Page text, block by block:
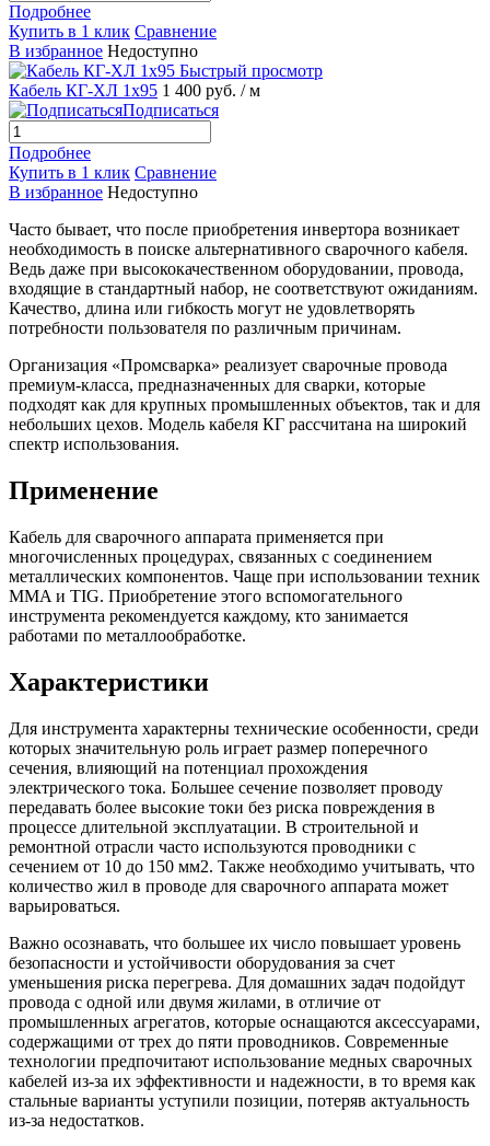
Подробнее
Купить в 1 клик Сравнение
В избранное Недоступно
Быстрый просмотр
Кабель КГ-ХЛ 1х95 1 400 руб. / м
Подписаться
Подробнее
Купить в 1 клик Сравнение
В избранное Недоступно
Часто бывает, что после приобретения инвертора возникает
необходимость в поиске альтернативного сварочного кабеля.
Ведь даже при высококачественном оборудовании, провода,
входящие в стандартный набор, не соответствуют ожиданиям.
Качество, длина или гибкость могут не удовлетворять
потребности пользователя по различным причинам.
Организация «Промсварка» реализует сварочные провода
премиум-класса, предназначенных для сварки, которые
подходят как для крупных промышленных объектов, так и для
небольших цехов. Модель кабеля КГ рассчитана на широкий
спектр использования.
Применение
Кабель для сварочного аппарата применяется при
многочисленных процедурах, связанных с соединением
металлических компонентов. Чаще при использовании техник
MMA и TIG. Приобретение этого вспомогательного
инструмента рекомендуется каждому, кто занимается
работами по металлообработке.
Характеристики
Для инструмента характерны технические особенности, среди
которых значительную роль играет размер поперечного
сечения, влияющий на потенциал прохождения
электрического тока. Большее сечение позволяет проводу
передавать более высокие токи без риска повреждения в
процессе длительной эксплуатации. В строительной и
ремонтной отрасли часто используются проводники с
сечением от 10 до 150 мм2. Также необходимо учитывать, что
количество жил в проводе для сварочного аппарата может
варьироваться.
Важно осознавать, что большее их число повышает уровень
безопасности и устойчивости оборудования за счет
уменьшения риска перегрева. Для домашних задач подойдут
провода с одной или двумя жилами, в отличие от
промышленных агрегатов, которые оснащаются аксессуарами,
содержащими от трех до пяти проводников. Современные
технологии предпочитают использование медных сварочных
кабелей из-за их эффективности и надежности, в то время как
стальные варианты уступили позиции, потеряв актуальность
из-за недостатков.